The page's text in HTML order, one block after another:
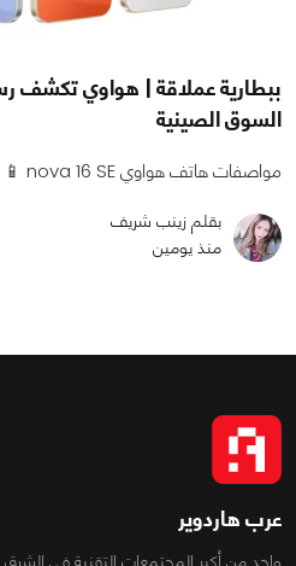
السوق الصينية
مواصفات هاتف هواوي nova 16 SE 📱
بقلم زينب شريف
منذ يومين
عرب هاردوير